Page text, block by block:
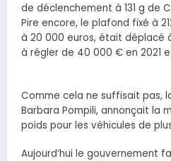
de déclenchement à 131 g de
Pire encore, le plafond fixé à
à 20 000 euros, était déplacé
à régler de 40 000 € en 2021
Comme cela ne suffisait pas,
Barbara Pompili, annonçait la
poids pour les véhicules de
Aujourd’hui le gouvernement